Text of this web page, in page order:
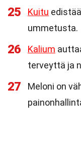
25 Kuitu
ummetusta.
26 Kalium
terveyttä ja
27
Meloni on